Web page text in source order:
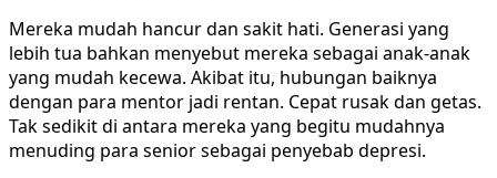
Mereka mudah hancur dan sakit hati. Generasi yang
lebih tua bahkan menyebut mereka sebagai anak-anak
yang mudah kecewa. Akibat itu, hubungan baiknya
dengan para mentor jadi rentan. Cepat rusak dan getas.
Tak sedikit di antara mereka yang begitu mudahnya
menuding para senior sebagai penyebab depresi.